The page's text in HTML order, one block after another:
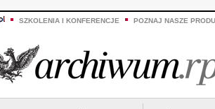
SZKOLENIA I KONFERENCJE POZNAJ NASZE